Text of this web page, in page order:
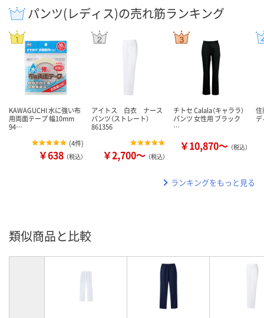
パンツ(レディス)の売れ筋ランキング
KAWAGUCHI 水に強い布
用両面テープ 幅10mm
94…
(4件)
￥638 （税込）
アイトス 白衣 ナース
パンツ（ストレート）
861356
￥2,700～ （税込）
チトセ Calala（キャララ）
パンツ 女性用 ブラック
…
￥10,870～ （税込）
住
ランキングをもっと見る
類似商品と比較